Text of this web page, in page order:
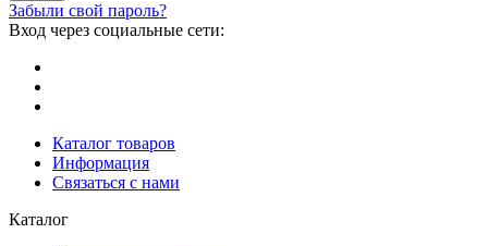
Забыли свой пароль?
Вход через социальные сети:
Каталог товаров
Информация
Связаться с нами
Каталог